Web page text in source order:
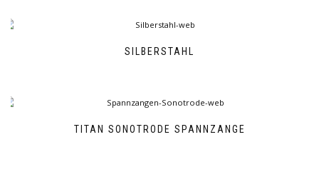
SILBERSTAHL
TITAN SONOTRODE SPANNZANGE